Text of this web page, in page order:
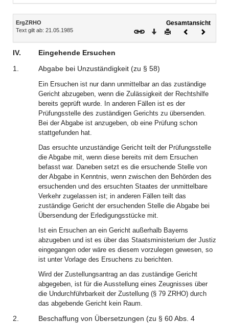
Inhalt
ErgZRHO
Text gilt ab: 21.05.1985
Gesamtansicht
Download
DruckenVorheriges
IV.
Eingehende Ersuchen
1.
Abgabe bei Unzuständigkeit (zu § 58)
Ein Ersuchen ist nur dann unmittelbar an das zuständige
Gericht abzugeben, wenn die Zulässigkeit der Rechtshilfe
bereits geprüft wurde. In anderen Fällen ist es der
Prüfungsstelle des zuständigen Gerichts zu übersenden.
Bei der Abgabe ist anzugeben, ob eine Prüfung schon
stattgefunden hat.
Das ersuchte unzuständige Gericht teilt der Prüfungsstelle
die Abgabe mit, wenn diese bereits mit dem Ersuchen
befasst war. Daneben setzt es die ersuchende Stelle von
der Abgabe in Kenntnis, wenn zwischen den Behörden des
ersuchenden und des ersuchten Staates der unmittelbare
Verkehr zugelassen ist; in anderen Fällen teilt das
zuständige Gericht der ersuchenden Stelle die Abgabe bei
Übersendung der Erledigungsstücke mit.
Ist ein Ersuchen an ein Gericht außerhalb Bayerns
abzugeben und ist es über das Staatsministerium der Justiz
eingegangen oder wäre es diesem vorzulegen gewesen, so
ist unter Vorlage des Ersuchens zu berichten.
Wird der Zustellungsantrag an das zuständige Gericht
abgegeben, ist für die Ausstellung eines Zeugnisses über
die Undurchführbarkeit der Zustellung (§ 79 ZRHO) durch
das abgebende Gericht kein Raum.
2.
Beschaffung von Übersetzungen (zu § 60 Abs. 4